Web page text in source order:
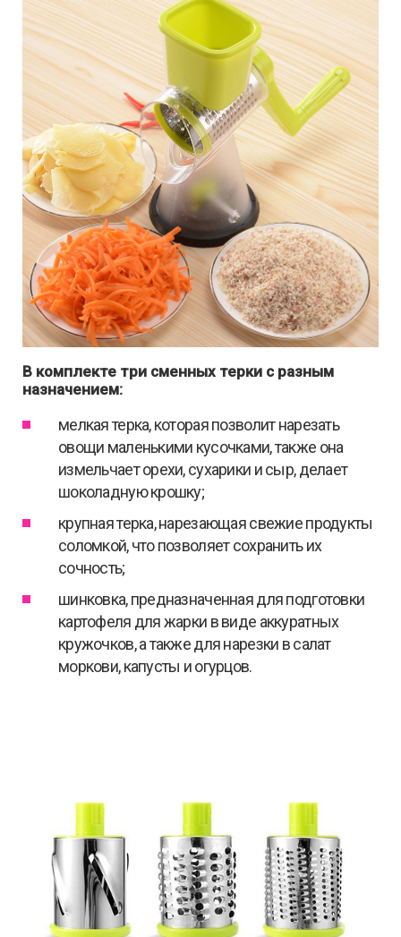
В комплекте три сменных терки с разным
назначением:
мелкая терка, которая позволит нарезать
овощи маленькими кусочками, также она
измельчает орехи, сухарики и сыр, делает
шоколадную крошку;
крупная терка, нарезающая свежие продукты
соломкой, что позволяет сохранить их
сочность;
шинковка, предназначенная для подготовки
картофеля для жарки в виде аккуратных
кружочков, а также для нарезки в салат
моркови, капусты и огурцов.